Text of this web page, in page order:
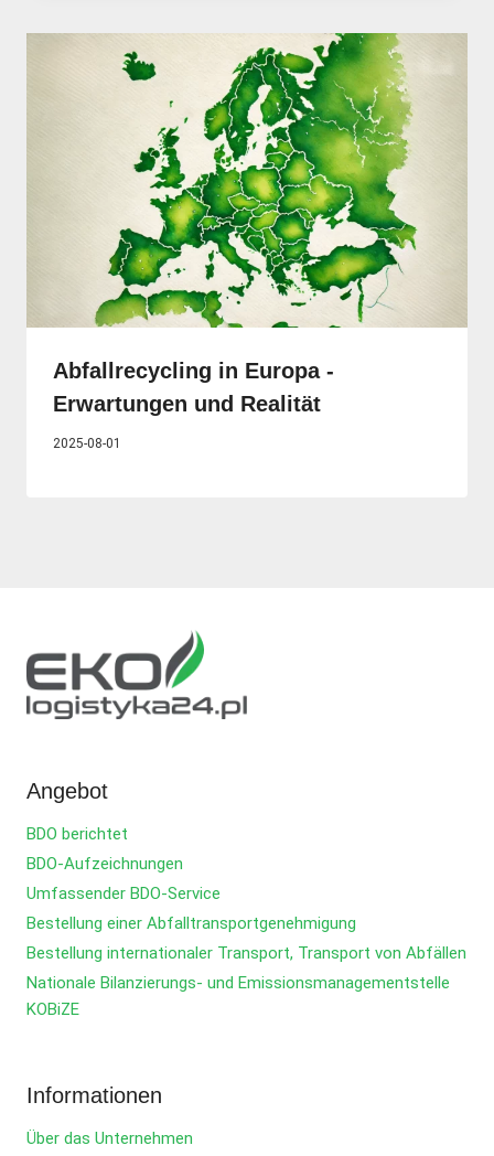
Abfallrecycling in Europa -
Erwartungen und Realität
2025-08-01
Angebot
BDO berichtet
BDO-Aufzeichnungen
Umfassender BDO-Service
Bestellung einer Abfalltransportgenehmigung
Bestellung internationaler Transport, Transport von Abfällen
Nationale Bilanzierungs- und Emissionsmanagementstelle
KOBiZE
Informationen
Über das Unternehmen